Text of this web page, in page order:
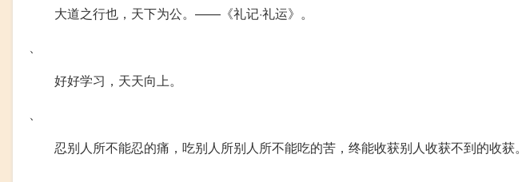
大道之行也，天下为公。——《礼记·礼运》。
、
好好学习，天天向上。
、
忍别人所不能忍的痛，吃别人所别人所不能吃的苦，终能收获别人收获不到的收获。